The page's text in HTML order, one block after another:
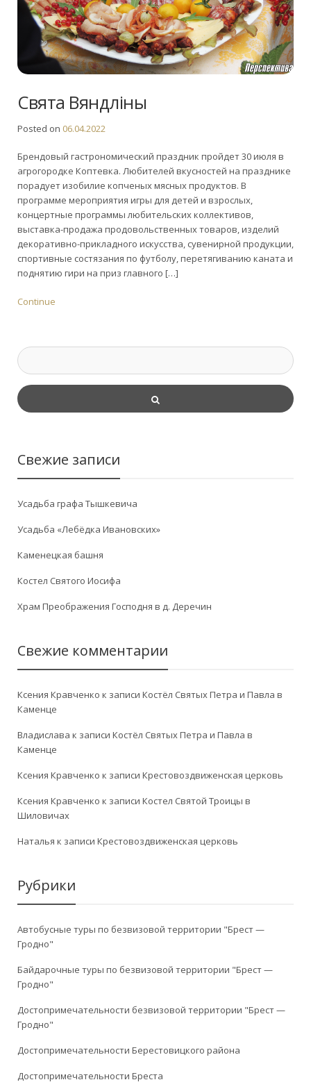
Свята Вяндліны
Posted on 06.04.2022
Брендовый гастрономический праздник пройдет 30 июля в
агрогородке Коптевка. Любителей вкусностей на празднике
порадует изобилие копченых мясных продуктов. В
программе мероприятия игры для детей и взрослых,
концертные программы любительских коллективов,
выставка-продажа продовольственных товаров, изделий
декоративно-прикладного искусства, сувенирной продукции,
спортивные состязания по футболу, перетягиванию каната и
поднятию гири на приз главного […]
Continue
Свежие записи
Усадьба графа Тышкевича
Усадьба «Лебёдка Ивановских»
Каменецкая башня
Костел Святого Иосифа
Храм Преображения Господня в д. Деречин
Свежие комментарии
Ксения Кравченко к записи Костёл Святых Петра и Павла в
Каменце
Владислава к записи Костёл Святых Петра и Павла в
Каменце
Ксения Кравченко к записи Крестовоздвиженская церковь
Ксения Кравченко к записи Костел Святой Троицы в
Шиловичах
Наталья к записи Крестовоздвиженская церковь
Рубрики
Автобусные туры по безвизовой территории "Брест —
Гродно"
Байдарочные туры по безвизовой территории "Брест —
Гродно"
Достопримечательности безвизовой территории "Брест —
Гродно"
Достопримечательности Берестовицкого района
Достопримечательности Бреста